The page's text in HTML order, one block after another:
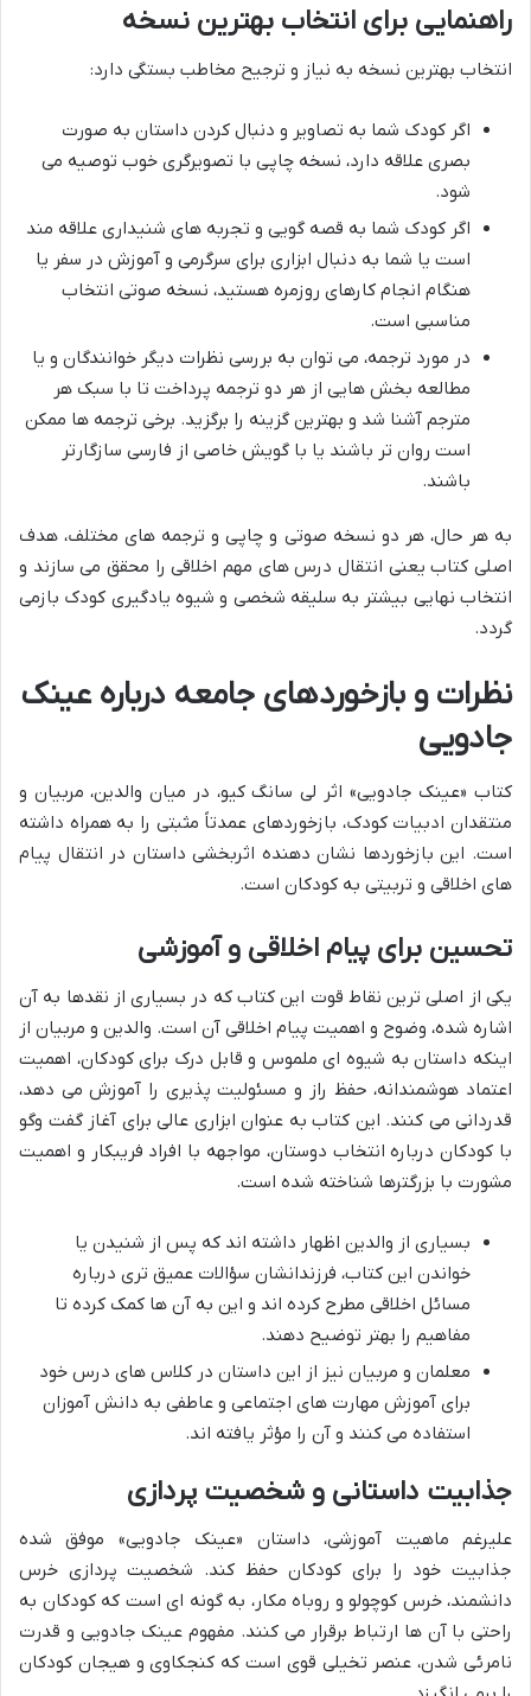
راهنمایی برای انتخاب بهترین نسخه
انتخاب بهترین نسخه به نیاز و ترجیح مخاطب بستگی دارد:
اگر کودک شما به تصاویر و دنبال کردن داستان به صورت
بصری علاقه دارد، نسخه چاپی با تصویرگری خوب توصیه می
شود.
اگر کودک شما به قصه گویی و تجربه های شنیداری علاقه مند
است یا شما به دنبال ابزاری برای سرگرمی و آموزش در سفر یا
هنگام انجام کارهای روزمره هستید، نسخه صوتی انتخاب
مناسبی است.
در مورد ترجمه، می توان به بررسی نظرات دیگر خوانندگان و یا
مطالعه بخش هایی از هر دو ترجمه پرداخت تا با سبک هر
مترجم آشنا شد و بهترین گزینه را برگزید. برخی ترجمه ها ممکن
است روان تر باشند یا با گویش خاصی از فارسی سازگارتر
باشند.
به هر حال، هر دو نسخه صوتی و چاپی و ترجمه های مختلف، هدف
اصلی کتاب یعنی انتقال درس های مهم اخلاقی را محقق می سازند و
انتخاب نهایی بیشتر به سلیقه شخصی و شیوه یادگیری کودک بازمی
گردد.
نظرات و بازخوردهای جامعه درباره عینک
جادویی
کتاب «عینک جادویی» اثر لی سانگ کیو، در میان والدین، مربیان و
منتقدان ادبیات کودک، بازخوردهای عمدتاً مثبتی را به همراه داشته
است. این بازخوردها نشان دهنده اثربخشی داستان در انتقال پیام
های اخلاقی و تربیتی به کودکان است.
تحسین برای پیام اخلاقی و آموزشی
یکی از اصلی ترین نقاط قوت این کتاب که در بسیاری از نقدها به آن
اشاره شده، وضوح و اهمیت پیام اخلاقی آن است. والدین و مربیان از
اینکه داستان به شیوه ای ملموس و قابل درک برای کودکان، اهمیت
اعتماد هوشمندانه، حفظ راز و مسئولیت پذیری را آموزش می دهد،
قدردانی می کنند. این کتاب به عنوان ابزاری عالی برای آغاز گفت وگو
با کودکان درباره انتخاب دوستان، مواجهه با افراد فریبکار و اهمیت
مشورت با بزرگترها شناخته شده است.
بسیاری از والدین اظهار داشته اند که پس از شنیدن یا
خواندن این کتاب، فرزندانشان سؤالات عمیق تری درباره
مسائل اخلاقی مطرح کرده اند و این به آن ها کمک کرده تا
مفاهیم را بهتر توضیح دهند.
معلمان و مربیان نیز از این داستان در کلاس های درس خود
برای آموزش مهارت های اجتماعی و عاطفی به دانش آموزان
استفاده می کنند و آن را مؤثر یافته اند.
جذابیت داستانی و شخصیت پردازی
علیرغم ماهیت آموزشی، داستان «عینک جادویی» موفق شده
جذابیت خود را برای کودکان حفظ کند. شخصیت پردازی خرس
دانشمند، خرس کوچولو و روباه مکار، به گونه ای است که کودکان به
راحتی با آن ها ارتباط برقرار می کنند. مفهوم عینک جادویی و قدرت
نامرئی شدن، عنصر تخیلی قوی است که کنجکاوی و هیجان کودکان